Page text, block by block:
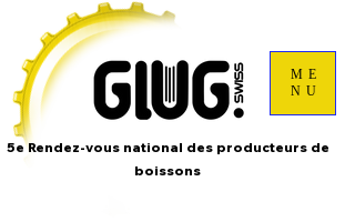
ME
NU
5e Rendez-vous national des producteurs de
boissons